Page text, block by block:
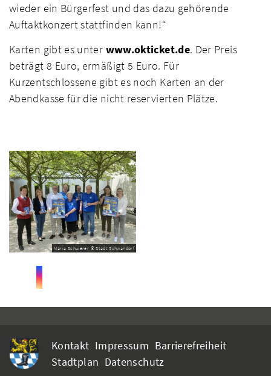
wieder ein Bürgerfest und das dazu gehörende
Auftaktkonzert stattfinden kann!“
Karten gibt es unter www.okticket.de. Der Preis
beträgt 8 Euro, ermäßigt 5 Euro. Für
Kurzentschlossene gibt es noch Karten an der
Abendkasse für die nicht reservierten Plätze.
Maria Schuierer © Stadt Schwandorf
Kontakt Impressum Barrierefreiheit
Stadtplan Datenschutz